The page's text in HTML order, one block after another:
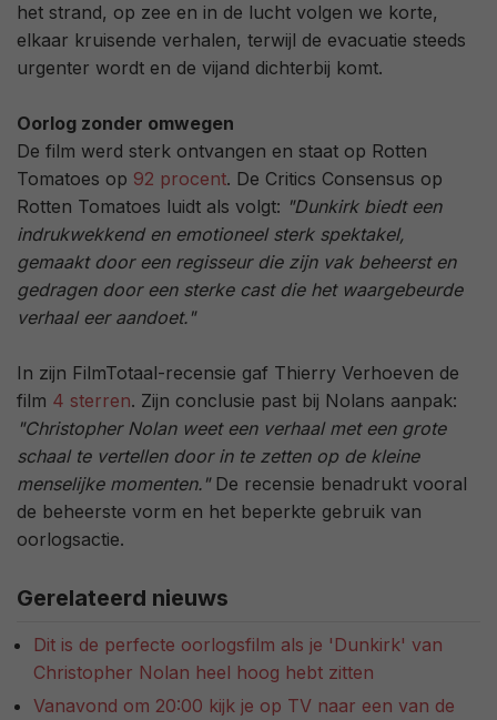
het strand, op zee en in de lucht volgen we korte,
elkaar kruisende verhalen, terwijl de evacuatie steeds
urgenter wordt en de vijand dichterbij komt.
Oorlog zonder omwegen
De film werd sterk ontvangen en staat op Rotten
Tomatoes op 92 procent. De Critics Consensus op
Rotten Tomatoes luidt als volgt: "Dunkirk biedt een
indrukwekkend en emotioneel sterk spektakel,
gemaakt door een regisseur die zijn vak beheerst en
gedragen door een sterke cast die het waargebeurde
verhaal eer aandoet."
In zijn FilmTotaal-recensie gaf Thierry Verhoeven de
film 4 sterren. Zijn conclusie past bij Nolans aanpak:
"Christopher Nolan weet een verhaal met een grote
schaal te vertellen door in te zetten op de kleine
menselijke momenten."De recensie benadrukt vooral
de beheerste vorm en het beperkte gebruik van
oorlogsactie.
Gerelateerd nieuws
Dit is de perfecte oorlogsfilm als je 'Dunkirk' van
Christopher Nolan heel hoog hebt zitten
Vanavond om 20:00 kijk je op TV naar een van de